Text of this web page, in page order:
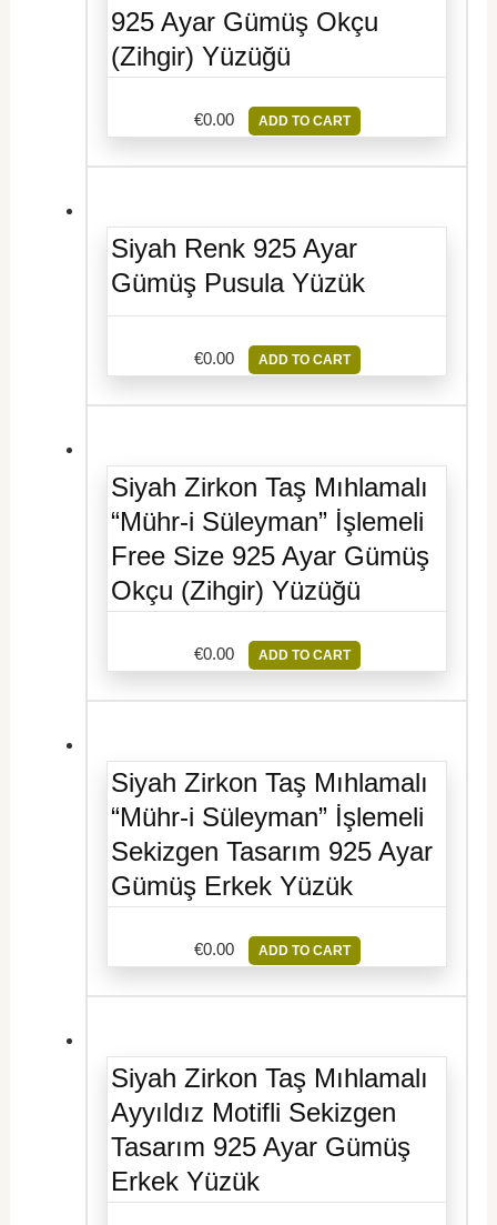
925 Ayar Gümüş Okçu
(Zihgir) Yüzüğü
€0.00 ADD TO CART
Siyah Renk 925 Ayar
Gümüş Pusula Yüzük
€0.00 ADD TO CART
Siyah Zirkon Taş Mıhlamalı
“Mühr-i Süleyman” İşlemeli
Free Size 925 Ayar Gümüş
Okçu (Zihgir) Yüzüğü
€0.00 ADD TO CART
Siyah Zirkon Taş Mıhlamalı
“Mühr-i Süleyman” İşlemeli
Sekizgen Tasarım 925 Ayar
Gümüş Erkek Yüzük
€0.00 ADD TO CART
Siyah Zirkon Taş Mıhlamalı
Ayyıldız Motifli Sekizgen
Tasarım 925 Ayar Gümüş
Erkek Yüzük